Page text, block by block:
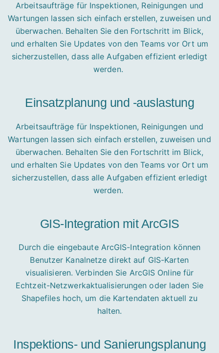
Arbeitsaufträge für Inspektionen, Reinigungen und
Wartungen lassen sich einfach erstellen, zuweisen und
überwachen. Behalten Sie den Fortschritt im Blick,
und erhalten Sie Updates von den Teams vor Ort um
sicherzustellen, dass alle Aufgaben effizient erledigt
werden.
Einsatzplanung und -auslastung
Arbeitsaufträge für Inspektionen, Reinigungen und
Wartungen lassen sich einfach erstellen, zuweisen und
überwachen. Behalten Sie den Fortschritt im Blick,
und erhalten Sie Updates von den Teams vor Ort um
sicherzustellen, dass alle Aufgaben effizient erledigt
werden.
GIS-Integration mit ArcGIS
Durch die eingebaute ArcGIS-Integration können
Benutzer Kanalnetze direkt auf GIS-Karten
visualisieren. Verbinden Sie ArcGIS Online für
Echtzeit-Netzwerkaktualisierungen oder laden Sie
Shapefiles hoch, um die Kartendaten aktuell zu
halten.
Inspektions- und Sanierungsplanung